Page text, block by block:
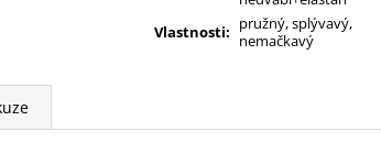
Vlastnosti: pružný, splývavý,
nemačkavý